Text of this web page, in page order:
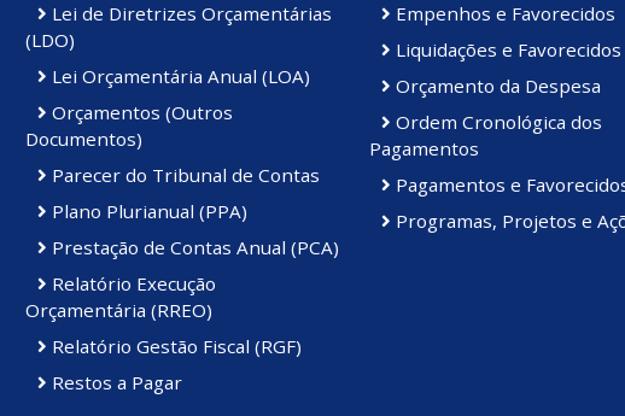
Lei de Diretrizes Orçamentárias
(LDO)
Lei Orçamentária Anual (LOA)
Orçamentos (Outros
Documentos)
Parecer do Tribunal de Contas
Plano Plurianual (PPA)
Prestação de Contas Anual (PCA)
Relatório Execução
Orçamentária (RREO)
Relatório Gestão Fiscal (RGF)
Restos a Pagar
Empenhos e Favorecidos
Liquidações e Favorecidos
Orçamento da Despesa
Ordem Cronológica dos
Pagamentos
Pagamentos e
Programas, Projetos e